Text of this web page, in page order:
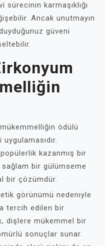
sürecinin karmaşıklığı
Ancak unutmayın
güveni
ödülü
kazanmış bir
bir gülümseme
bir çözümdür.
görünümü nedeniyle
tercih edilen bir
dişlere mükemmel bir
sonuçlar sunar.